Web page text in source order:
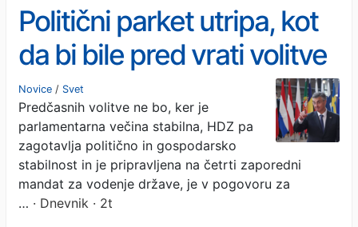
Politični parket utripa, kot
da bi bile pred vrati volitve
Novice / Svet
Predčasnih volitve ne bo, ker je
parlamentarna večina stabilna, HDZ pa
zagotavlja politično in gospodarsko
stabilnost in je pripravljena na četrti zaporedni
mandat za vodenje države, je v pogovoru za
… · Dnevnik · 2t